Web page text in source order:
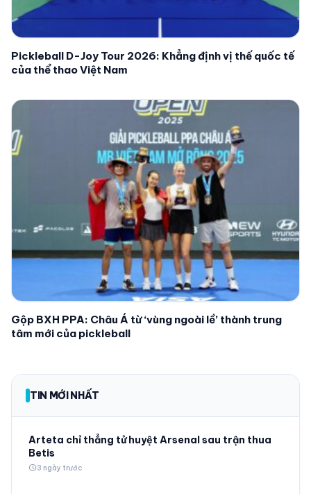
Pickleball D-Joy Tour 2026: Khẳng định vị thế quốc tế
của thể thao Việt Nam
Gộp BXH PPA: Châu Á từ ‘vùng ngoài lề’ thành trung
tâm mới của pickleball
TIN MỚI NHẤT
Arteta chỉ thẳng tử huyệt Arsenal sau trận thua
Betis
schedule3 ngày trước